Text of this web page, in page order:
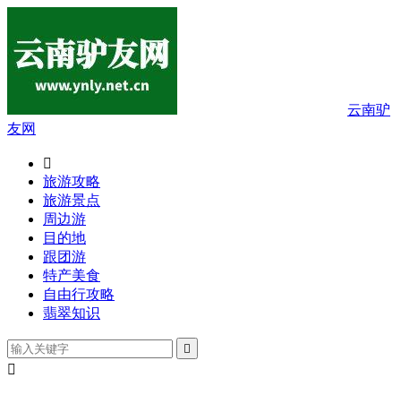
云南驴
友网

旅游攻略
旅游景点
周边游
目的地
跟团游
特产美食
自由行攻略
翡翠知识

